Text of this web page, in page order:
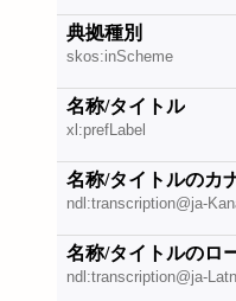
典拠種別
skos:inScheme
名称/タイトル
xl:prefLabel
名称/タイトルのカ
ndl:transcription@ja-
名称/タイトルのロ
ndl:transcription@ja-Latn